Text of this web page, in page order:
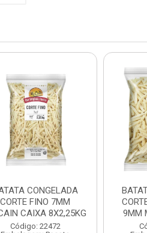
CONGELADA
CORTE FINO 7MM
CAIXA 8X2,25KG
Código: 22472
9MM